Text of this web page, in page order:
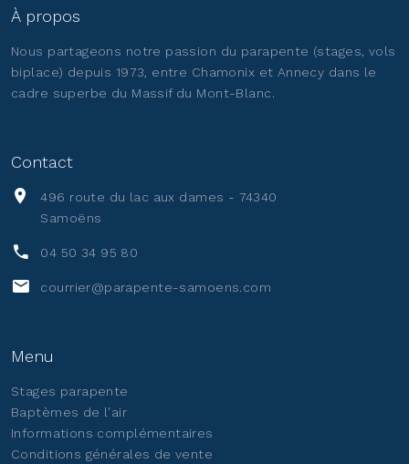
À propos
Nous partageons notre passion du parapente (stages, vols
biplace) depuis 1973, entre Chamonix et Annecy dans le
cadre superbe du Massif du Mont-Blanc.
Contact
496 route du lac aux dames - 74340
Samoëns
04 50 34 95 80
courrier@parapente-samoens.com
Menu
Stages parapente
Baptèmes de l'air
Informations complémentaires
Conditions générales de vente